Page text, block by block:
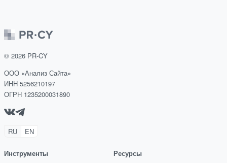
© 2026 PR-CY
ООО «Анализ Сайта»
ИНН 5256210197
ОГРН 1235200031890
RU EN
Инструменты
Ресурсы